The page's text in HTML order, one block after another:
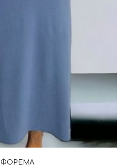
ΦΟΡΕΜΑ